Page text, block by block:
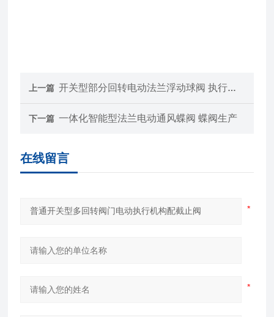
上一篇 开关型部分回转电动法兰浮动球阀 执行机构
下一篇 一体化智能型法兰电动通风蝶阀 蝶阀生产
在线留言